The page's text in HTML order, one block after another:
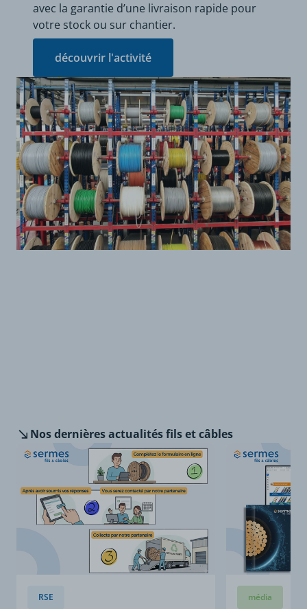
avec la garantie d’une livraison rapide pour
votre stock ou sur chantier.
découvrir l'activité
Nos dernièresactualités fils et câbles
RSE
média